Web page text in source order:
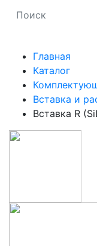
Главная
Каталог
Вставка и
Вставка R